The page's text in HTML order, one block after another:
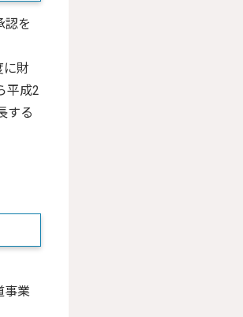
認を
に財
平成2
する
事業